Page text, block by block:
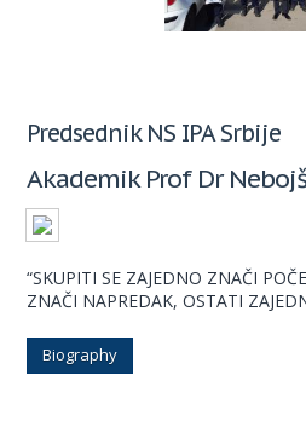
Predsednik NS IPA Srbije
Akademik Prof Dr
“SKUPITI SE ZAJEDNO ZNAČI
ZNAČI NAPREDAK, OSTATI
Biography